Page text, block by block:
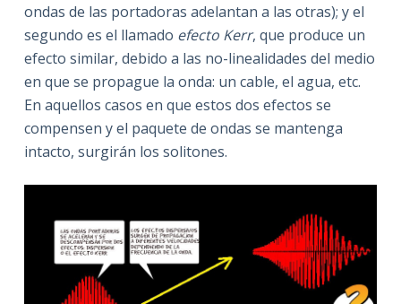
ondas de las portadoras adelantan a las otras); y el
segundo es el llamado efecto Kerr, que produce un
efecto similar, debido a las no-linealidades del medio
en que se propague la onda: un cable, el agua, etc.
En aquellos casos en que estos dos efectos se
compensen y el paquete de ondas se mantenga
intacto, surgirán los solitones.